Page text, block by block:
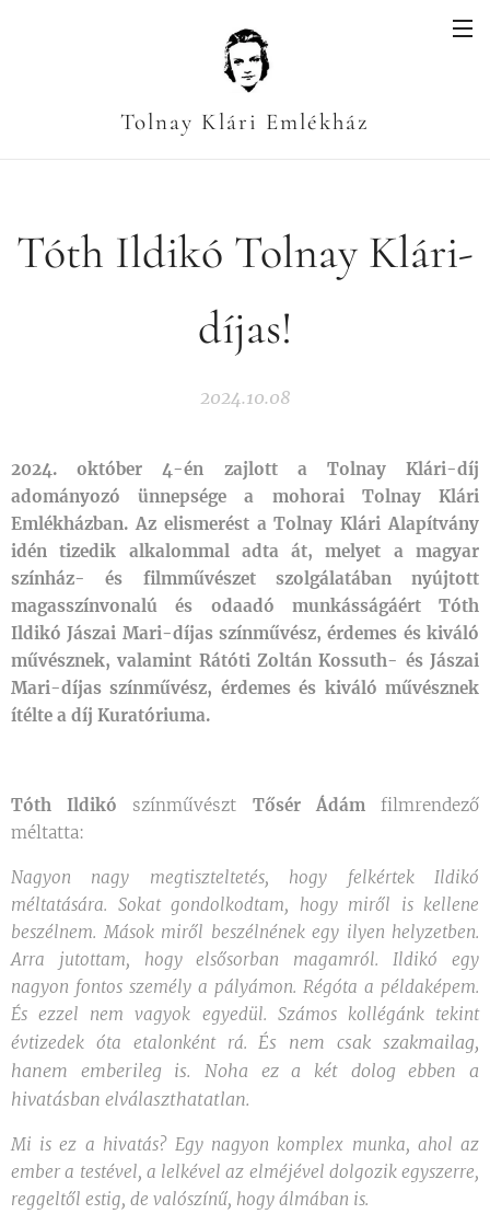
Tolnay Klári Emlékház
Tóth Ildikó Tolnay Klári-
díjas!
2024.10.08
2024. október 4-én zajlott a Tolnay Klári-díj
adományozó ünnepsége a mohorai Tolnay Klári
Emlékházban. Az elismerést a Tolnay Klári Alapítvány
idén tizedik alkalommal adta át, melyet amagyar
színház- és filmművészet szolgálatában nyújtott
magasszínvonalú és odaadó munkásságáért Tóth
Ildikó Jászai Mari-díjas színművész, érdemes és kiváló
művésznek, valamint Rátóti Zoltán Kossuth- és Jászai
Mari-díjas színművész, érdemes és kiváló művésznek
ítélte a díj Kuratóriuma.
Tóth Ildikó színművészt Tősér Ádámfilmrendező
méltatta:
Nagyon nagy megtiszteltetés, hogy felkértek Ildikó
méltatására. Sokat gondolkodtam, hogy miről is kellene
beszélnem. Mások miről beszélnének egy ilyen helyzetben.
Arra jutottam, hogy elsősorban magamról. Ildikó egy
nagyon fontos személy a pályámon. Régóta a példaképem.
És ezzel nem vagyok egyedül. Számos kollégánk tekint
évtizedek óta etalonként rá.És nem csak szakmailag,
hanem emberileg is. Noha ez a két dolog ebben a
hivatásban elválaszthatatlan.
Mi is ez a hivatás? Egy nagyon komplex munka, ahol az
ember a testével, a lelkével az elméjével dolgozik egyszerre,
reggeltől estig, de valószínű, hogy álmában is.